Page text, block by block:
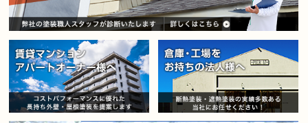
賃貸マンション・アパートオー